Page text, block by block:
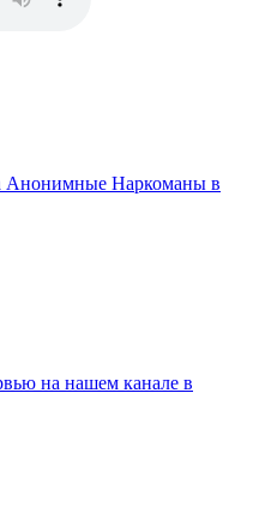
Анонимные Наркоманы в
на нашем канале в